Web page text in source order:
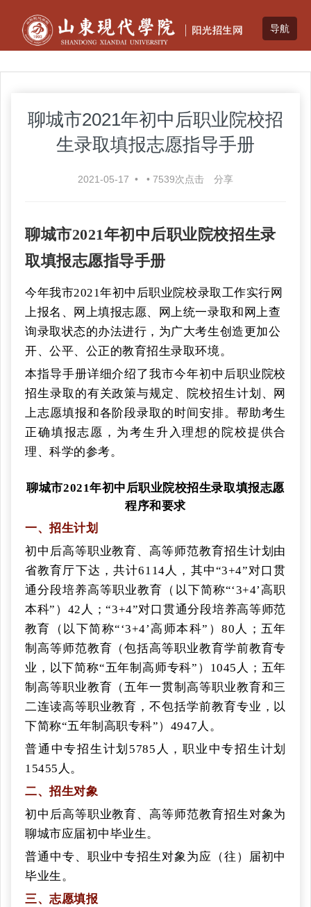
聊城市2021年初中后职业院校招
生录取填报志愿指导手册
2021-05-17 • • 7539次点击 分享
聊城市2021年初中后职业院校招生录
取填报志愿指导手册
今年我市2021年初中后职业院校录取工作实行网
上报名、网上填报志愿、网上统一录取和网上查
询录取状态的办法进行，为广大考生创造更加公
开、公平、公正的教育招生录取环境。
本指导手册详细介绍了我市今年初中后职业院校
招生录取的有关政策与规定、院校招生计划、网
上志愿填报和各阶段录取的时间安排。帮助考生
正确填报志愿，为考生升入理想的院校提供合
理、科学的参考。
聊城市2021年初中后职业院校招生录取填报志愿
程序和要求
一、招生计划
初中后高等职业教育、高等师范教育招生计划由
省教育厅下达，共计6114人，其中“3+4”对口贯
通分段培养高等职业教育（以下简称“‘3+4’高职
本科”）42人；“3+4”对口贯通分段培养高等师范
教育（以下简称“‘3+4’高师本科”）80人；五年
制高等师范教育（包括高等职业教育学前教育专
业，以下简称“五年制高师专科”）1045人；五年
制高等职业教育（五年一贯制高等职业教育和三
二连读高等职业教育，不包括学前教育专业，以
下简称“五年制高职专科”）4947人。
普通中专招生计划 5785人，职业中专招生计划
15455人。
二、招生对象
初中后高等职业教育、高等师范教育招生对象为
聊城市应届初中毕业生。
普通中专、职业中专招生对象为应（往）届初中
毕业生。
三、志愿填报